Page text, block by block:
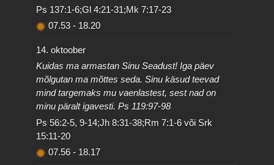
Ps 137:1-6;Gl 4:21-31;Mk 7:17-23
07.53 - 18.20
14. oktoober
Kuidas ma armastan Sinu Seadust! Iga päev
mõlgutan ma mõttes seda. Sinu käsud teevad
mind targemaks mu vaenlastest, sest nad on
minu päralt igavesti. Ps 119:97-98
Ps 56:2-5, 9-14;Jh 8:31-38;Rm 7:1-6 või Srk
15:11-20
07.56 - 18.17